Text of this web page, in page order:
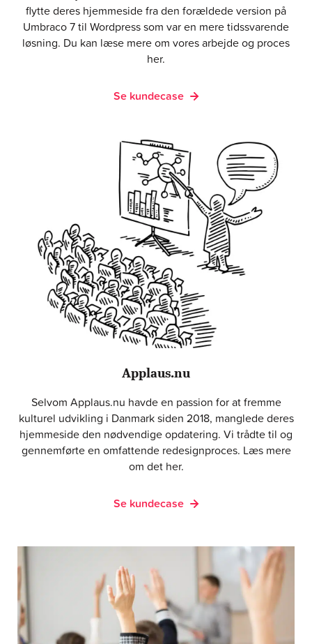
flytte deres hjemmeside fra den forældede version på
Umbraco 7 til Wordpress som var en mere tidssvarende
løsning. Du kan læse mere om vores arbejde og proces
her.
Se kundecase
Applaus.nu
Selvom Applaus.nu havde en passion for at fremme
kulturel udvikling i Danmark siden 2018, manglede deres
hjemmeside den nødvendige opdatering. Vi trådte til og
gennemførte en omfattende redesignproces. Læs mere
om det her.
Se kundecase